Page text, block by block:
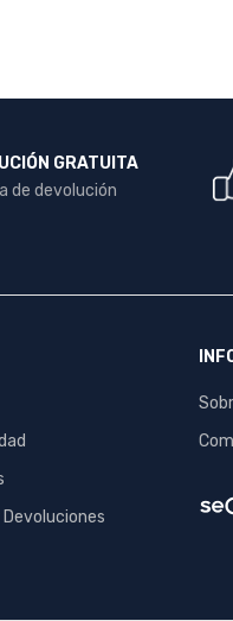
GRATUITA
de devolución